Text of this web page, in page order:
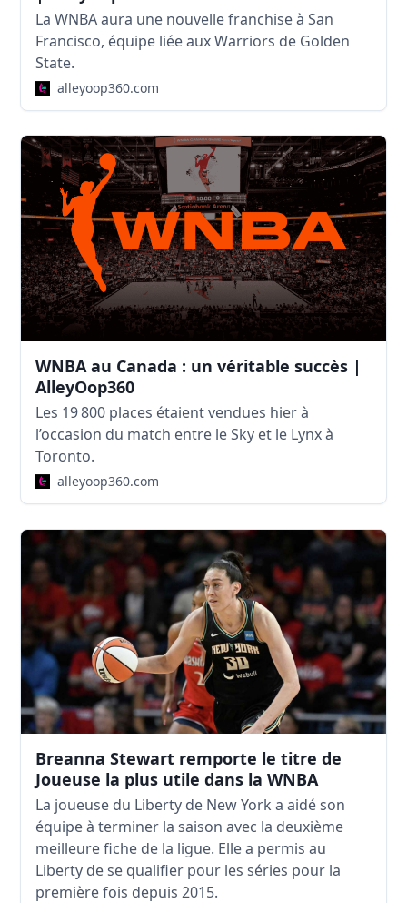
La WNBA aura une nouvelle franchise à San
Francisco, équipe liée aux Warriors de Golden
State.
alleyoop360.com
WNBA au Canada : un véritable succès |
AlleyOop360
Les 19 800 places étaient vendues hier à
l’occasion du match entre le Sky et le Lynx à
Toronto.
alleyoop360.com
Breanna Stewart remporte le titre de
Joueuse la plus utile dans la WNBA
La joueuse du Liberty de New York a aidé son
équipe à terminer la saison avec la deuxième
meilleure fiche de la ligue. Elle a permis au
Liberty de se qualifier pour les séries pour la
première fois depuis 2015.